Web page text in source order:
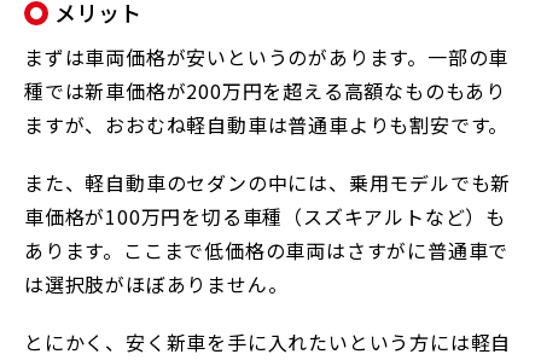
メリット
まずは車両価格が安いというのがあります。一部の車
種では新車価格が200万円を超える高額なものもあり
ますが、おおむね軽自動車は普通車よりも割安です。
また、軽自動車のセダンの中には、乗用モデルでも新
車価格が100万円を切る車種（スズキアルトなど）も
あります。ここまで低価格の車両はさすがに普通車で
は選択肢がほぼありません。
とにかく、安く新車を手に入れたいという方には軽自